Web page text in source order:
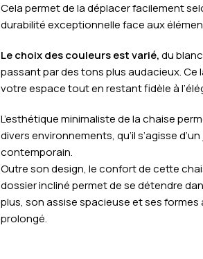
Cela permet de la déplacer facilement
durabilité exceptionnelle face aux
Le choix des couleurs est varié,du
passant par des tons plus audacieux.
votre espace tout en restant fidèle à
L’esthétique minimaliste de la chaise
divers environnements, qu’il s’agisse
contemporain.
Outre son design, le confort de cette
dossier incliné permet de se détendre
plus, son assise spacieuse et ses
prolongé.